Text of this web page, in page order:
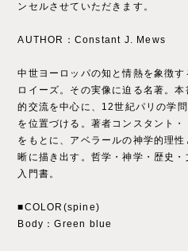
ンセルさせていただきます。
AUTHOR：Constant J. Mews
中世ヨーロッパの知と情熱を象徴
ロイーズ。その実像に迫る名著。
的交流を中心に、12世紀パリの学
を位置づける。著者コンスタント
をもとに、アベラールの神学的理
晰に描き出す。哲学・神学・歴史
入門書。
■COLOR(spine)
Body：Green blue